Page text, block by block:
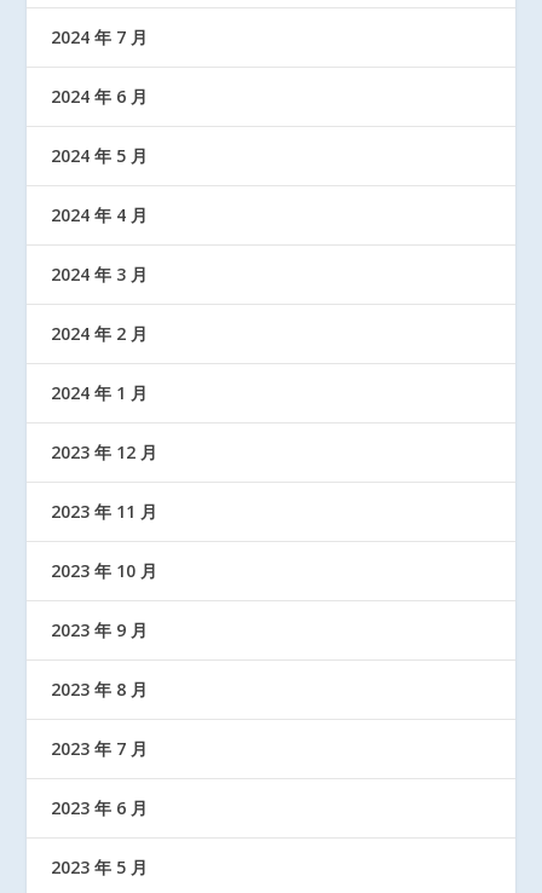
2024 年 7 月
2024 年 6 月
2024 年 5 月
2024 年 4 月
2024 年 3 月
2024 年 2 月
2024 年 1 月
2023 年 12 月
2023 年 11 月
2023 年 10 月
2023 年 9 月
2023 年 8 月
2023 年 7 月
2023 年 6 月
2023 年 5 月